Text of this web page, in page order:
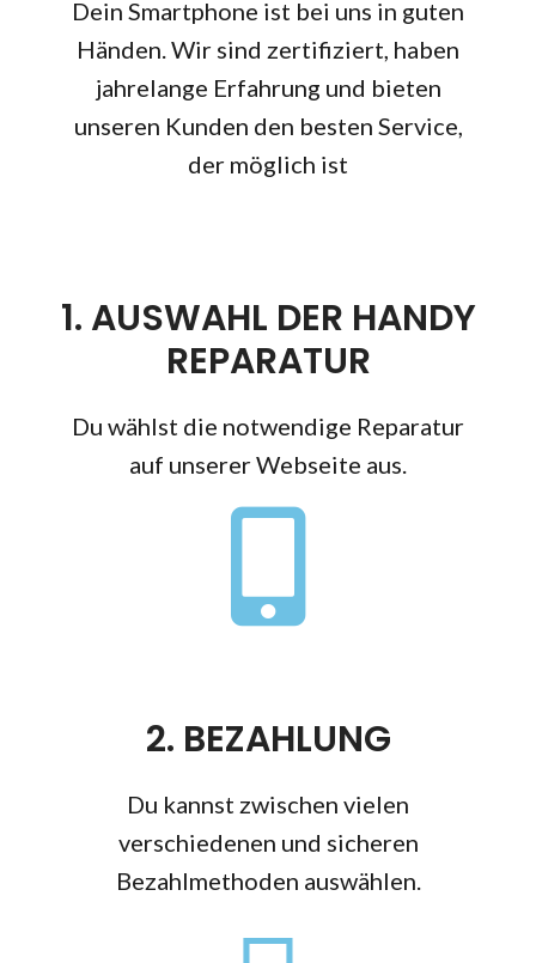
Dein Smartphone ist bei uns in guten
Händen. Wir sind zertifiziert, haben
jahrelange Erfahrung und bieten
unseren Kunden den besten Service,
der möglich ist
1. AUSWAHL DER HANDY
REPARATUR
Du wählst die notwendige Reparatur
auf unserer Webseite aus.
2. BEZAHLUNG
Du kannst zwischen vielen
verschiedenen und sicheren
Bezahlmethoden auswählen.